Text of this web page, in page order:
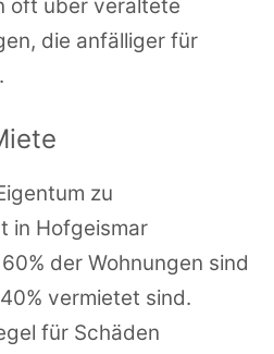
oft über veraltete
die anfälliger für
zu
in Hofgeismar
der Wohnungen sind
vermietet sind.
für Schäden